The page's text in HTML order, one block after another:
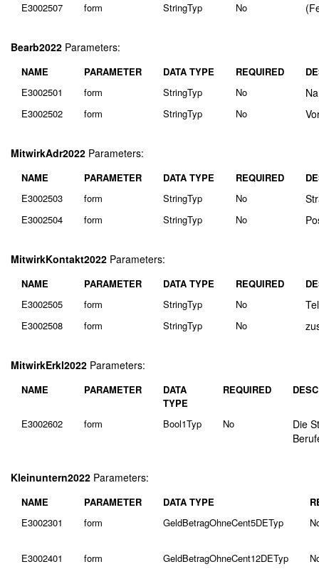
E3002507 form StringTyp No
Bearb2022 Parameters:
NAME PARAMETER DATA TYPE REQUIRED
E3002501
form StringTyp No
E3002502 form StringTyp No
MitwirkAdr2022 Parameters:
NAME PARAMETER DATA TYPE REQUIRED
E3002503
form StringTyp No
E3002504 form StringTyp No
MitwirkKontakt2022 Parameters:
NAME PARAMETER DATA TYPE REQUIRED
E3002505
form StringTyp No
E3002508 form StringTyp No
MitwirkErkl2022 Parameters:
NAME PARAMETER
DATA
TYPE
REQUIRED
E3002602 form Bool1Typ No
Die
Kleinuntern2022 Parameters:
NAME PARAMETER DATA TYPE
E3002301
form GeldBetragOhneCent5DETyp
E3002401 form GeldBetragOhneCent12DETyp